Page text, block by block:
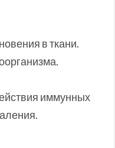
в ткани.
иммунных